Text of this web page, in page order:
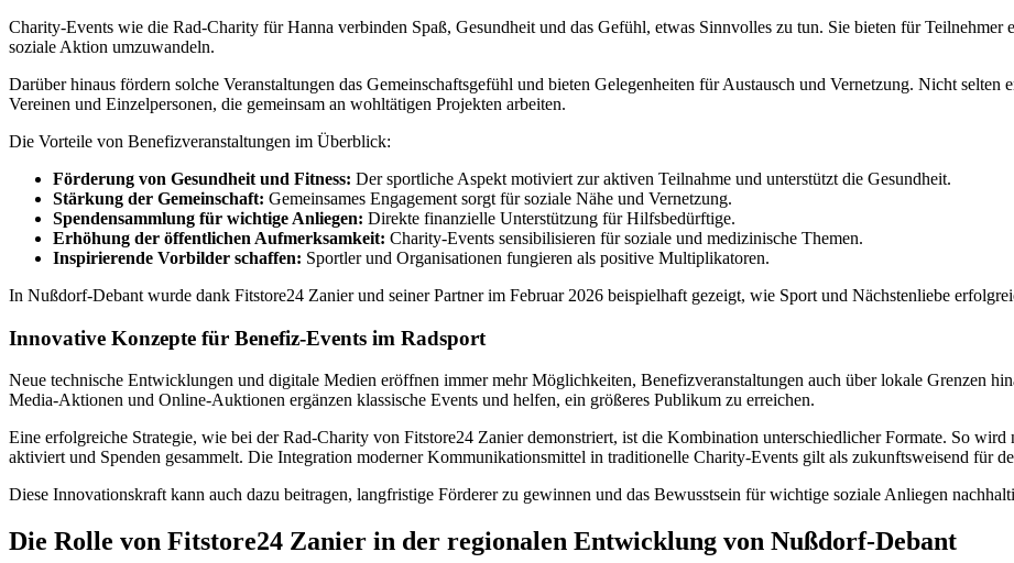
Charity-Events wie die Rad-Charity für Hanna verbinden Spaß, Gesundheit und das Gefühl, etwas Sinnvolles zu tun. Sie bieten für Teilnehmer
soziale Aktion umzuwandeln.
Darüber hinaus fördern solche Veranstaltungen das Gemeinschaftsgefühl und bieten Gelegenheiten für Austausch und Vernetzung. Nicht selten
Vereinen und Einzelpersonen, die gemeinsam an wohltätigen Projekten arbeiten.
Die Vorteile von Benefizveranstaltungen im Überblick:
Förderung von Gesundheit und Fitness: Der sportliche Aspekt motiviert zur aktiven Teilnahme und unterstützt die Gesundheit.
Stärkung der Gemeinschaft: Gemeinsames Engagement sorgt für soziale Nähe und Vernetzung.
Spendensammlung für wichtige Anliegen: Direkte finanzielle Unterstützung für Hilfsbedürftige.
Erhöhung der öffentlichen Aufmerksamkeit: Charity-Events sensibilisieren für soziale und medizinische Themen.
Inspirierende Vorbilder schaffen: Sportler und Organisationen fungieren als positive Multiplikatoren.
In Nußdorf-Debant wurde dank Fitstore24 Zanier und seiner Partner im Februar 2026 beispielhaft gezeigt, wie Sport und Nächstenliebe
Innovative Konzepte für Benefiz-Events im Radsport
Neue technische Entwicklungen und digitale Medien eröffnen immer mehr Möglichkeiten, Benefizveranstaltungen auch über lokale Grenzen
Media-Aktionen und Online-Auktionen ergänzen klassische Events und helfen, ein größeres Publikum zu erreichen.
Eine erfolgreiche Strategie, wie bei der Rad-Charity von Fitstore24 Zanier demonstriert, ist die Kombination unterschiedlicher Formate. So
aktiviert und Spenden gesammelt. Die Integration moderner Kommunikationsmittel in traditionelle Charity-Events gilt als zukunftsweisend für
Diese Innovationskraft kann auch dazu beitragen, langfristige Förderer zu gewinnen und das Bewusstsein für wichtige soziale Anliegen
Die Rolle von Fitstore24 Zanier in der regionalen Entwicklung von Nußdorf-Debant